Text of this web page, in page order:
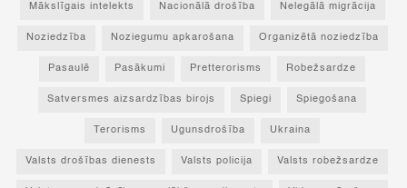
Mākslīgais intelekts Nacionālā drošība Nelegālā migrācija
Noziedzība Noziegumu apkarošana Organizētā noziedzība
Pasaulē Pasākumi Pretterorisms Robežsardze
Satversmes aizsardzības birojs Spiegi Spiegošana
Terorisms Ugunsdrošība Ukraina
Valsts drošības dienests Valsts policija Valsts robežsardze